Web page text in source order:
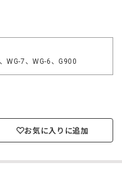
WG-7、WG-6、G900
お気に入りに追加